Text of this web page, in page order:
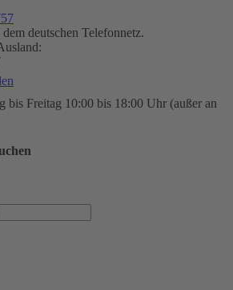
deutschen Telefonnetz.
bis Freitag 10:00 bis 18:00 Uhr (außer an